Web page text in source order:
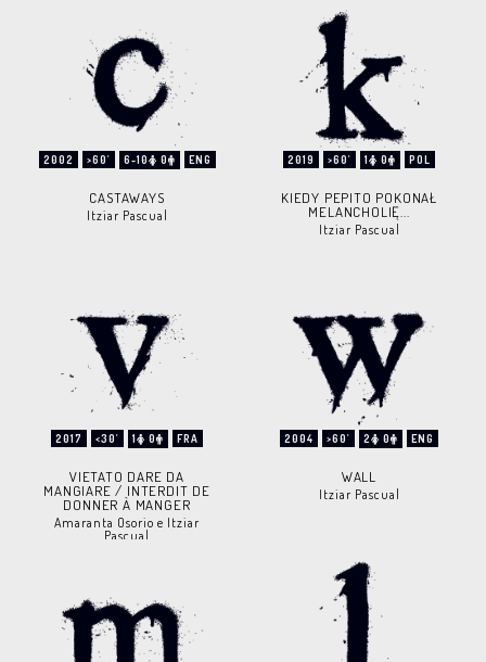
2002 >60' 6-10 0 ENG
CASTAWAYS
Itziar Pascual
2019 >60' 1 0 POL
KIEDY PEPITO POKONAŁ
MELANCHOLIĘ...
Itziar Pascual
2017 <30' 1 0 FRA
VIETATO DARE DA
MANGIARE / INTERDIT DE
DONNER À MANGER
Amaranta Osorio e Itziar
Pascual
2004 >60' 2 0 ENG
WALL
Itziar Pascual